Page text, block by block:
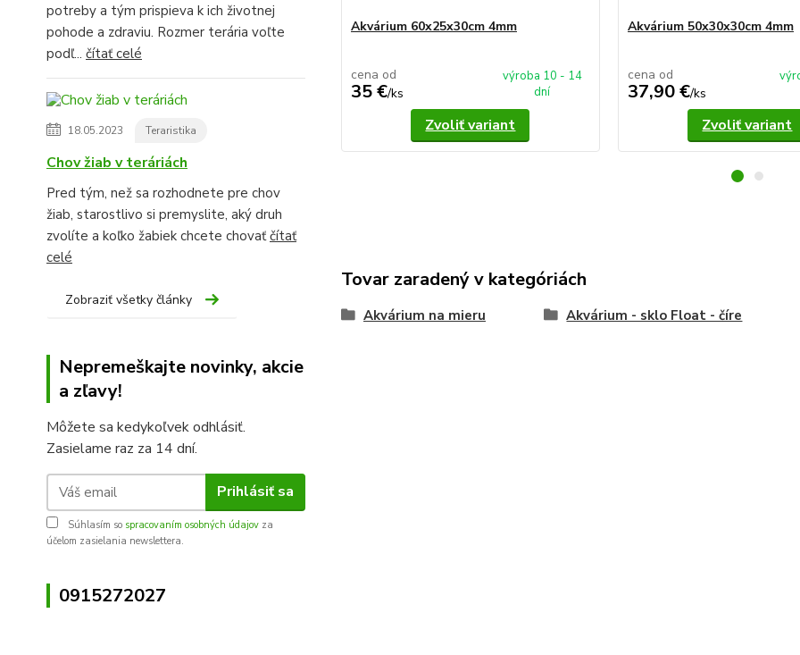
potreby a tým prispieva k ich životnej
pohode a zdraviu. Rozmer terária voľte
podľ... čítať celé
18.05.2023 Teraristika
Chov žiab v teráriách
Pred tým, než sa rozhodnete pre chov
žiab, starostlivo si premyslite, aký druh
zvolíte a koľko žabiek chcete chovaťčítať
celé
Zobraziť všetky články
Nepremeškajte novinky, akcie
a zľavy!
Môžete sa kedykoľvek odhlásiť.
Zasielame raz za 14 dní.
Prihlásiť sa
Súhlasím so spracovaním osobných údajov za
účelom zasielania newslettera.
0915272027
Akvárium 60x25x30cm 4mm
cena od
35 €/ks
výroba 10 - 14
dní
Zvoliť variant
Akvárium 50x30x30cm 4mm
cena od
37,90 €/ks
Zvoliť variant
Tovar zaradený v kategóriách
Akvárium na mieru Akvárium - sklo Float - číre